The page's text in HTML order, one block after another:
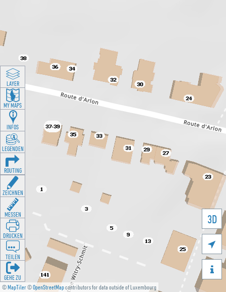
©MapTiler©OpenStreetMapcontributors for data outside of Luxembourg
3D


LAYER
MY MAPS
INFOS
LEGENDEN
ROUTING
ZEICHNEN
MESSEN
DRUCKEN
TEILEN
GEHE ZU